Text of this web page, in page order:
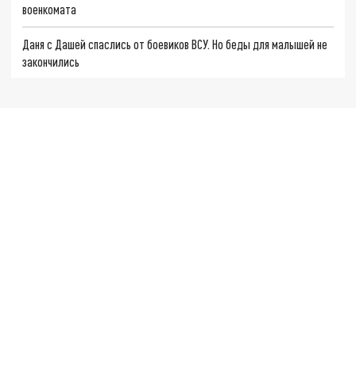
военкомата
Даня с Дашей спаслись от боевиков ВСУ. Но беды для малышей не
закончились